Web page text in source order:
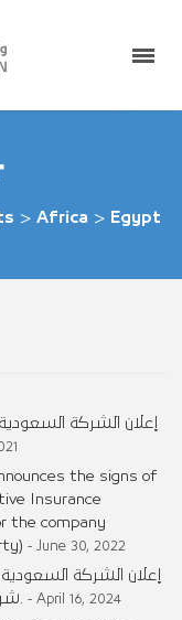
> Africa > Egypt
إعلان الشركة
the signs of
Insurance
the company
- June 30, 2022
إعلان الشركة
- April 16, 2024